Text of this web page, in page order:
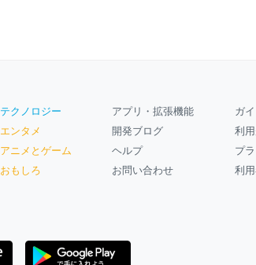
テクノロジー
エンタメ
アニメとゲーム
おもしろ
アプリ・拡張機能
開発ブログ
ヘルプ
お問い合わせ
ガ
利
プ
利